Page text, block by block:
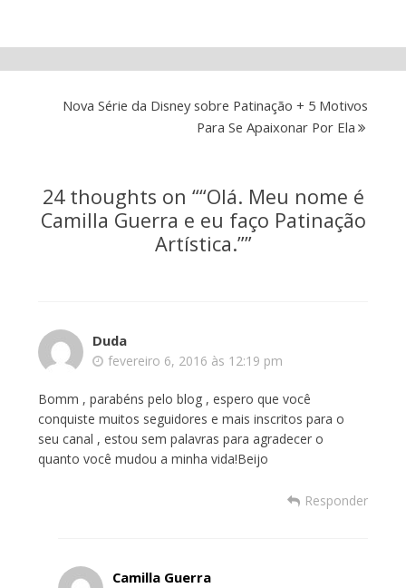
Nova Série da Disney sobre Patinação + 5 Motivos
Para Se Apaixonar Por Ela
24 thoughts on ““Olá. Meu nome é
Camilla Guerra e eu faço Patinação
Artística.””
Duda
fevereiro 6, 2016 às 12:19 pm
Bomm , parabéns pelo blog , espero que você
conquiste muitos seguidores e mais inscritos para o
seu canal , estou sem palavras para agradecer o
quanto você mudou a minha vida!Beijo
Responder
Camilla Guerra